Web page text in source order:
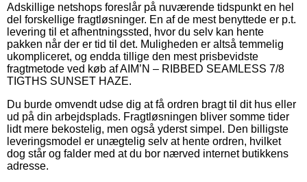
Adskillige netshops foreslår på nuværende tidspunkt en hel
del forskellige fragtløsninger. En af de mest benyttede er p.t.
levering til et afhentningssted, hvor du selv kan hente
pakken når der er tid til det. Muligheden er altså temmelig
ukompliceret, og endda tillige den mest prisbevidste
fragtmetode ved køb af AIM’N – RIBBED SEAMLESS 7/8
TIGTHS SUNSET HAZE.
Du burde omvendt udse dig at få ordren bragt til dit hus eller
ud på din arbejdsplads. Fragtløsningen bliver somme tider
lidt mere bekostelig, men også yderst simpel. Den billigste
leveringsmodel er unægtelig selv at hente ordren, hvilket
dog står og falder med at du bor nærved internet butikkens
adresse.